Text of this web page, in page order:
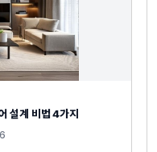
설계 비법 4가지